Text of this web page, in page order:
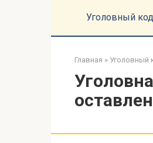
Уголовный
Главная » Уголовный